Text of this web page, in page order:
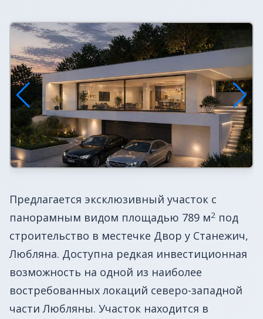
Предлагается эксклюзивный участок с
панорамным видом площадью 789 м2 под
строительство в местечке Двор у Станежич,
Любляна. Доступна редкая инвестиционная
возможность на одной из наиболее
востребованных локаций северо-западной
части Любляны. Участок находится в